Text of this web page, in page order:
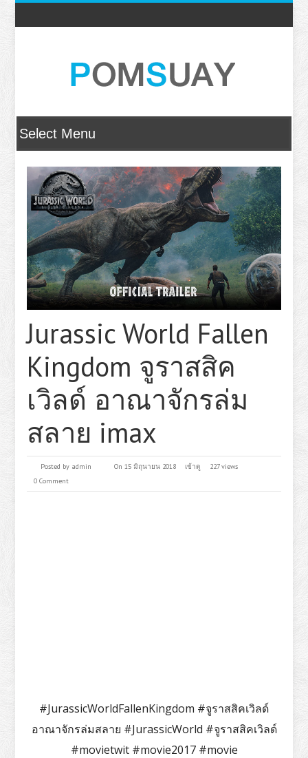
Jurassic World Fallen
Kingdom จูราสสิค
เวิลด์ อาณาจักรล่ม
สลาย imax
Posted by admin On 15 มิถุนายน 2018 เข้าดู
227 views
0 Comment
#JurassicWorldFallenKingdom #จูราสสิคเวิลด์
อาณาจักรล่มสลาย #JurassicWorld #จูราสสิคเวิลด์
#movietwit #movie2017 #movie